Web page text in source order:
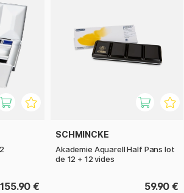
155.90 €
SCHMINCKE
Akademie Aquarell Half Pans lot
de 12 + 12 vides
59.90 €